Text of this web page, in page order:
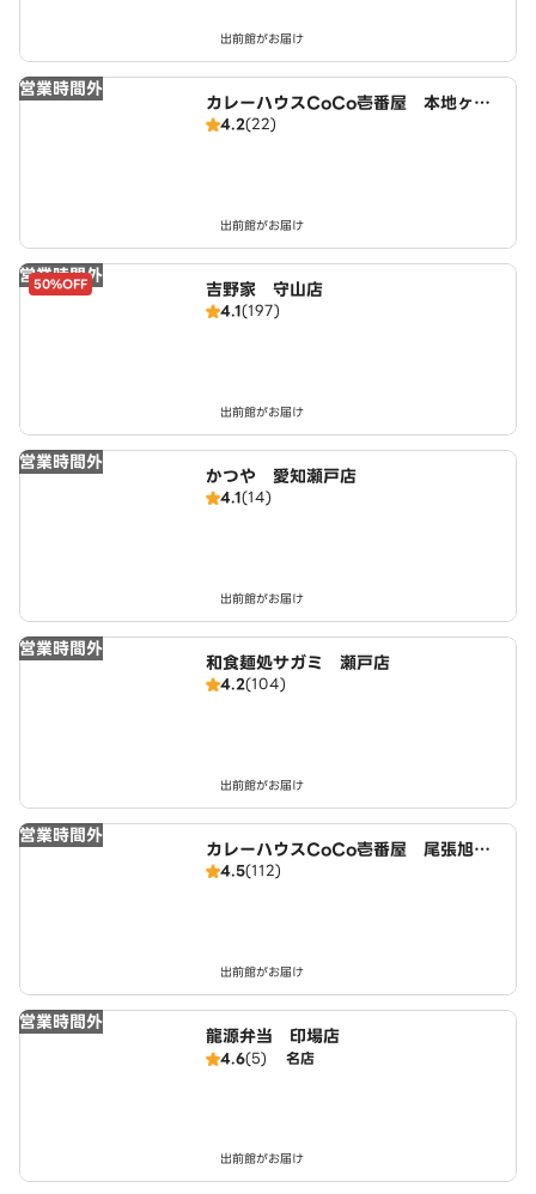
出前館がお届け
営業時間外
カレーハウスCoCo壱番屋 本地ヶ原
店（SD）
4.2(22)
出前館がお届け
営業時間外
50%OFF 吉野家 守山店
4.1(197)
出前館がお届け
営業時間外
かつや 愛知瀬戸店
4.1(14)
出前館がお届け
営業時間外
和食麺処サガミ 瀬戸店
4.2(104)
出前館がお届け
営業時間外
カレーハウスCoCo壱番屋 尾張旭店
（SD）
4.5(112)
出前館がお届け
営業時間外
龍源弁当 印場店
4.6(5) 名店
出前館がお届け